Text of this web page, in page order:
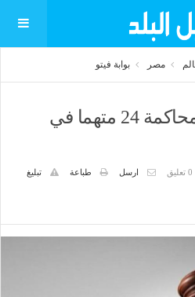
مصر بوابة فيتو
اليوم، نظر جلسة محاكمة 24 متهما في
0 تعليق ارسل طباعة
تبليغ